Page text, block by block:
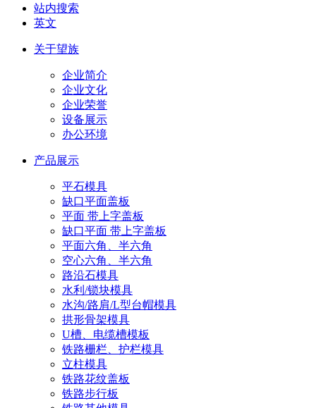
站内搜索
英文
关于望族
企业简介
企业文化
企业荣誉
设备展示
办公环境
产品展示
平石模具
缺口平面盖板
平面 带上字盖板
缺口平面 带上字盖板
平面六角、半六角
空心六角、半六角
路沿石模具
水利/锁块模具
水沟/路肩/L型台帽模具
拱形骨架模具
U槽、电缆槽模板
铁路栅栏、护栏模具
立柱模具
铁路花纹盖板
铁路步行板